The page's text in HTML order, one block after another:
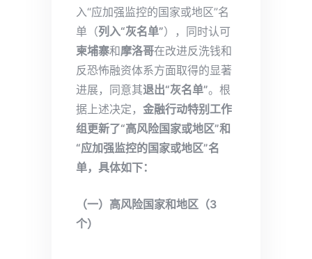
入“应加强监控的国家或地区”名
单（列入“灰名单”），同时认可
柬埔寨和摩洛哥在改进反洗钱和
反恐怖融资体系方面取得的显著
进展，同意其退出“灰名单”。根
据上述决定， 金融行动特别工作
组更新了“高风险国家或地区”和
“应加强监控的国家或地区”名
单，具体如下：
（一）高风险国家和地区 （3
个）